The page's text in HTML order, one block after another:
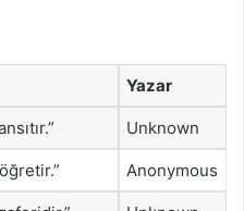
Yazar
Unknown
Anonymous